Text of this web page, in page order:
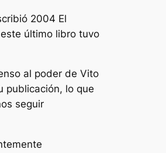
2004 El
último libro tuvo
al poder de Vito
publicación, lo que
seguir